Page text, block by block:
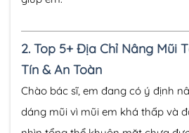
2. Top 5+ Địa Chỉ Nâng Mũi
Tín & An Toàn
Chào bác sĩ, em đang có ý định
dáng mũi vì mũi em khá thấp và